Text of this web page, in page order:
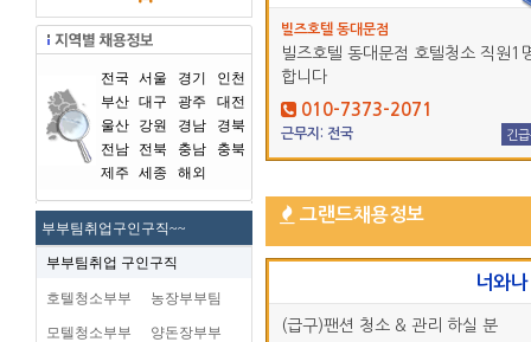
전국 서울 경기
인천
부산 대구 광주
대전
울산
강원 경남
경북
전남
전북 충남
충북
제주
세종 해외
부부팀취업구인구직~~
부부팀취업 구인구직
호텔청소부부 농장부부팀
모텔청소부부 양돈장부부
빌즈호텔 동대문점
빌즈호텔 동대문점 호텔청소 직원1
합니다
010-7373-2071
근무지: 전국 긴
그랜드채용정보
너와나
(급구)팬션 청소 & 관리 하실 분